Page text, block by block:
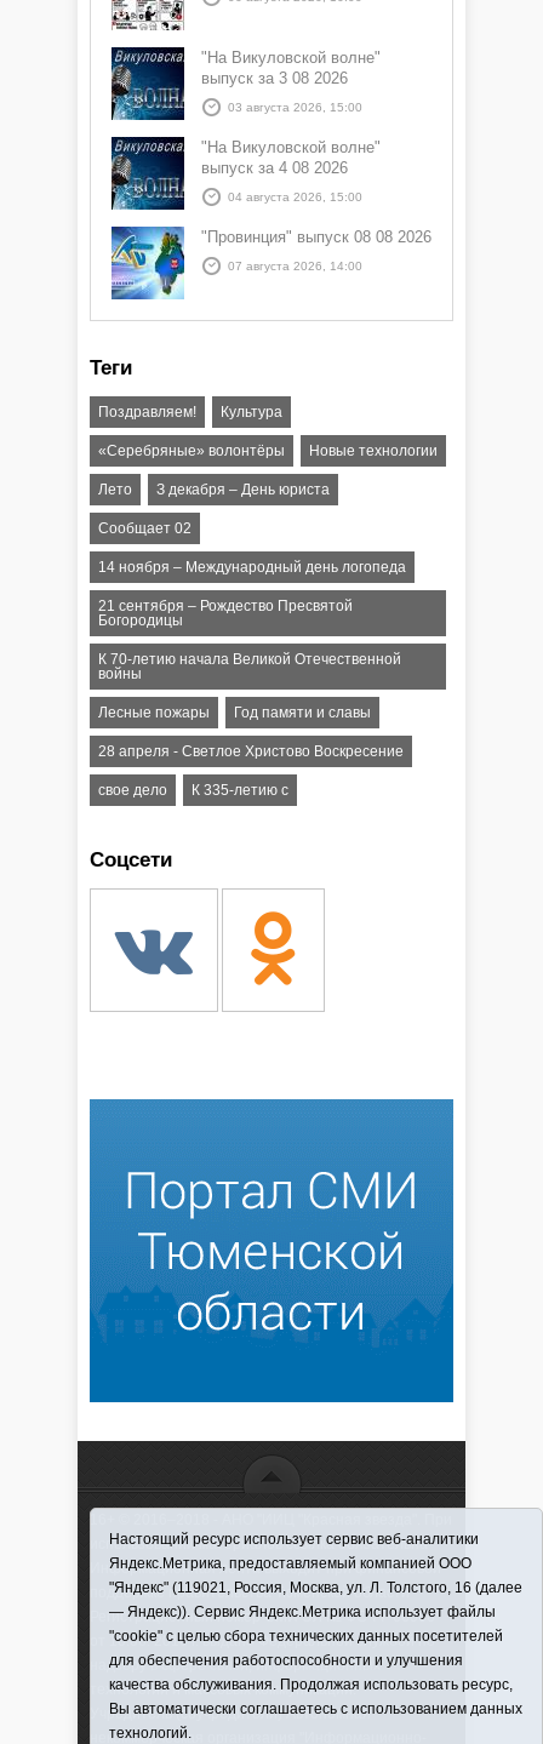
"На Викуловской волне"
выпуск за 3 08 2026
03 августа 2026, 15:00
"На Викуловской волне"
выпуск за 4 08 2026
04 августа 2026, 15:00
"Провинция" выпуск 08 08 2026
07 августа 2026, 14:00
Теги
Поздравляем! Культура
«Серебряные» волонтёры Новые технологии
Лето З декабря – День юриста
Сообщает 02
14 ноября – Международный день логопеда
21 сентября – Рождество Пресвятой
Богородицы
К 70-летию начала Великой Отечественной
войны
Лесные пожары Год памяти и славы
28 апреля - Светлое Христово Воскресение
свое дело К 335-летию с
Соцсети
использовании материалов ссылка обязательна
Информационная лента выходит при финансовой
поддержке правительства Тюменской области
Регистрационный номер СМИ ЭЛ № ФС 77-66066
от 10.06. 2016 г. выдано Федеральной службой по
надзору в сфере связи, информационных
технологий и массовых коммуникаций.
Учредитель (соучредители) Автономная
некоммерческая организация "Информационно-
Настоящий ресурс использует сервис веб-аналитики
Яндекс.Метрика, предоставляемый компанией ООО
"Яндекс" (119021, Россия, Москва, ул. Л. Толстого, 16 (далее
— Яндекс)). Сервис Яндекс.Метрика использует файлы
"cookie" с целью сбора технических данных посетителей
для обеспечения работоспособности и улучшения
качества обслуживания. Продолжая использовать ресурс,
Вы автоматически соглашаетесь с использованием данных
технологий.